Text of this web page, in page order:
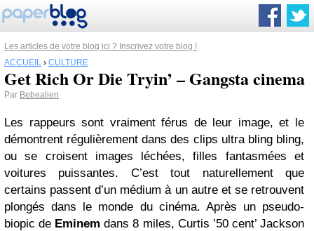
Les articles de votre blog ici ? Inscrivez votre blog !
ACCUEIL › CULTURE
Get Rich Or Die Tryin’ – Gangsta cinema
Par Bebealien
Les rappeurs sont vraiment férus de leur image, et le
démontrent régulièrement dans des clips ultra bling bling,
ou se croisent images léchées, filles fantasmées et
voitures puissantes. C’est tout naturellement que
certains passent d’un médium à un autre et se retrouvent
plongés dans le monde du cinéma. Après un pseudo-
biopic de Eminem dans 8 miles, Curtis ’50 cent’ Jackson